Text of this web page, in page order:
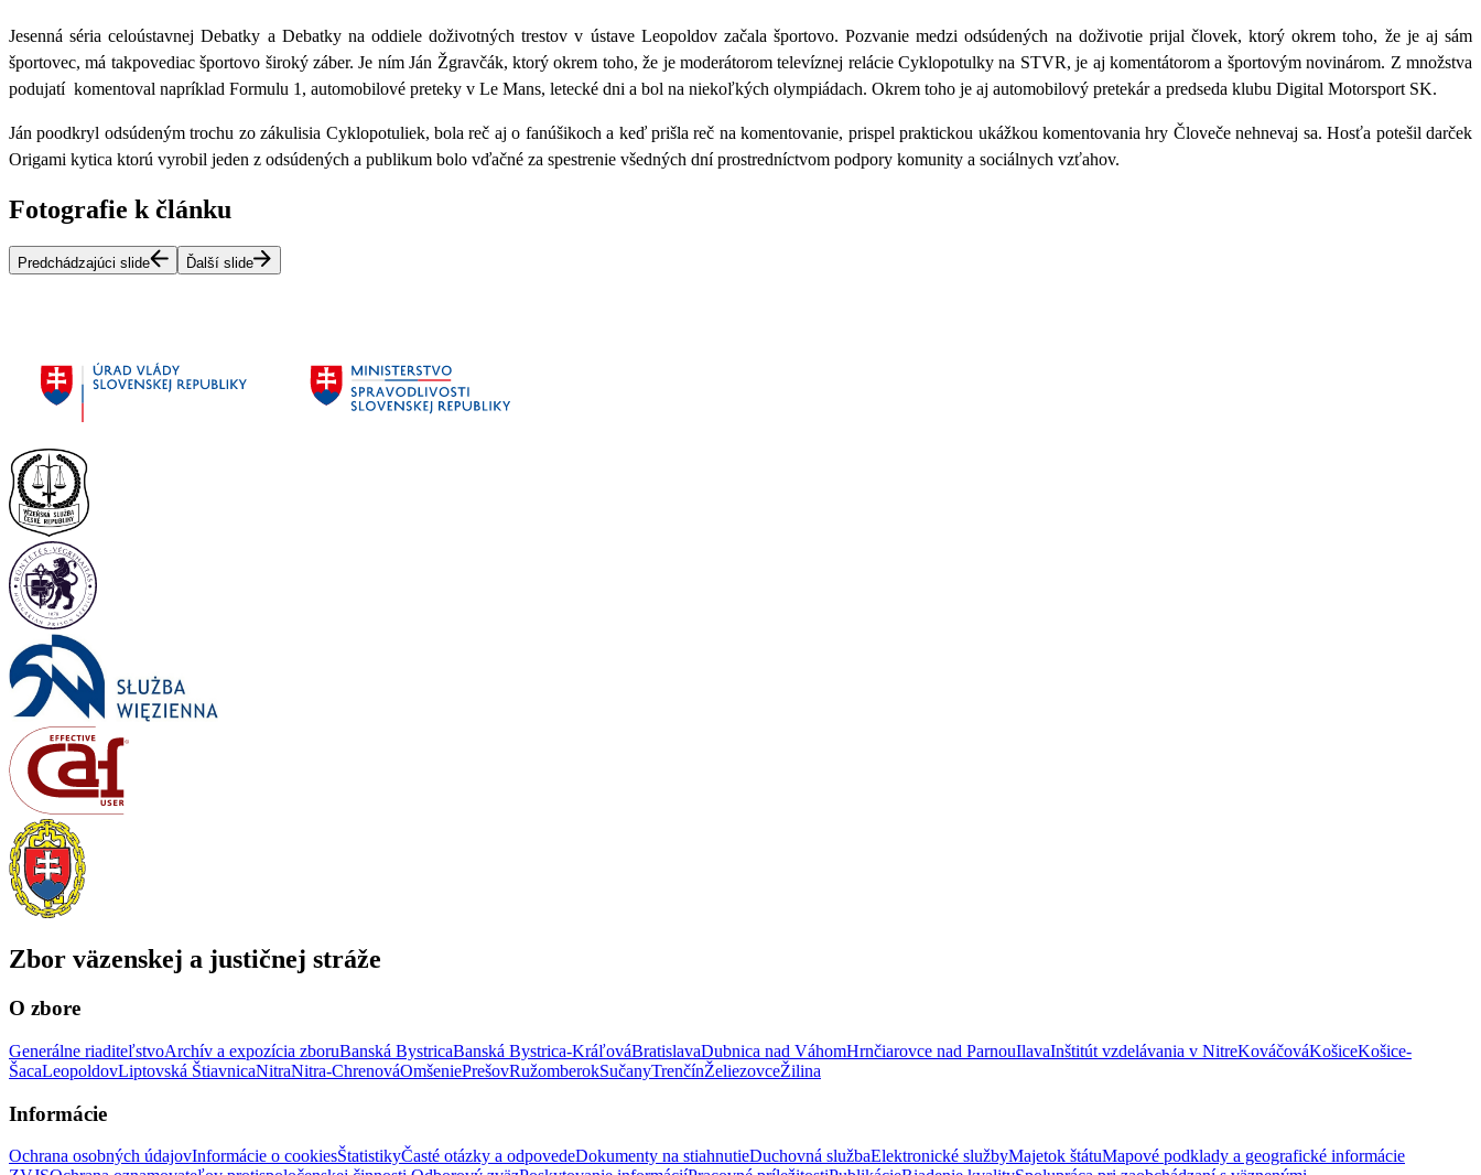
Jesenná séria celoústavnejDebatky a Debatky naoddiele doživotných trestov v ústave Leopoldov začala športovo. Pozvanie medzi odsúdených na doživotie prijal človek, ktorý okrem toho, že je aj sám
športovec, má takpovediac športovo široký záber. Je nímJán Žgravčák, ktorý okrem toho, že je moderátorom televíznej relácie Cyklopotulky na STVR, je aj komentátorom a športovým novinárom. Z množstva
podujatí komentoval napríklad Formulu 1, automobilové preteky v Le Mans, letecké dni a bol na niekoľkých olympiádach. Okrem toho je aj automobilový pretekár a predseda klubu Digital Motorsport SK.
Ján poodkryl odsúdeným trochu zo zákulisia Cyklopotuliek, bola reč aj o fanúšikoch a keď prišla reč na komentovanie, prispel praktickou ukážkou komentovania hry Človeče nehnevaj sa. Hosťa potešil darček
Origami kytica ktorú vyrobil jeden z odsúdených a publikum bolo vďačné za spestrenie všedných dní prostredníctvom podpory komunity a sociálnych vzťahov.
Fotografie k článku
Predchádzajúci slide Ďalší slide
Zbor väzenskej a justičnej stráže
O zbore
Generálne riaditeľstvoArchív a expozícia zboruBanská BystricaBanská Bystrica-KráľováBratislavaDubnica nad VáhomHrnčiarovce nad ParnouIlavaInštitút vzdelávania v NitreKováčováKošiceKošice-
ŠacaLeopoldovLiptovská ŠtiavnicaNitraNitra-ChrenováOmšeniePrešovRužomberokSučanyTrenčínŽeliezovceŽilina
Informácie
Ochrana osobných údajovInformácie o cookiesŠtatistikyČasté otázky a odpovedeDokumenty na stiahnutieDuchovná službaElektronické službyMajetok štátuMapové podklady a geografické informácie